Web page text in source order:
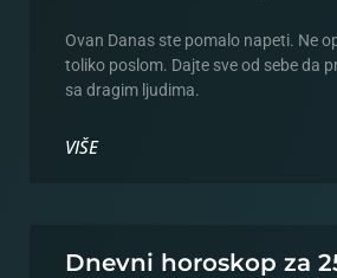
Ovan Danas ste pomalo napeti. Ne
toliko poslom. Dajte sve od sebe da
sa dragim ljudima.
VIŠE
Dnevni horoskop za